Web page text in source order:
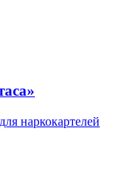
наркокартелей